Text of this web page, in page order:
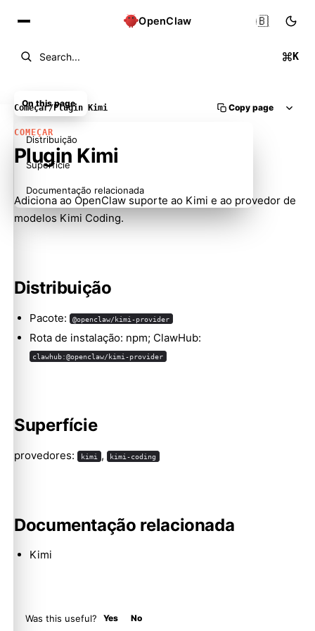
OpenClaw
Search... K
🇧🇷
Começar/Plugin Kimi Copy page
COMEÇAR
Plugin Kimi
Adiciona ao OpenClaw suporte ao Kimi e ao provedor de
modelos Kimi Coding.
Distribuição
Pacote: @openclaw/kimi-provider
Rota de instalação: npm; ClawHub:
clawhub:@openclaw/kimi-provider
Superfície
provedores: kimi , kimi-coding
Documentação relacionada
Kimi
Was this useful? Yes No
On this page
Distribuição
Superfície
Documentação relacionada